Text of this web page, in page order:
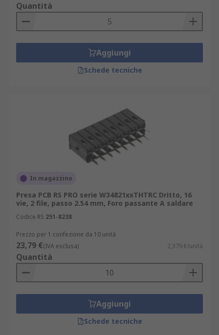
Quantità
Aggiungi
Schede tecniche
In magazzino
Presa PCB RS PRO serie W34821xxTHTRC Dritto, 16
vie, 2 file, passo 2.54 mm, Foro passante A saldare
Codice RS 251-8238
Prezzo per 1 confezione da 10 unità
23,79 €(IVA esclusa) 2,379 €/unità
Quantità
Aggiungi
Schede tecniche